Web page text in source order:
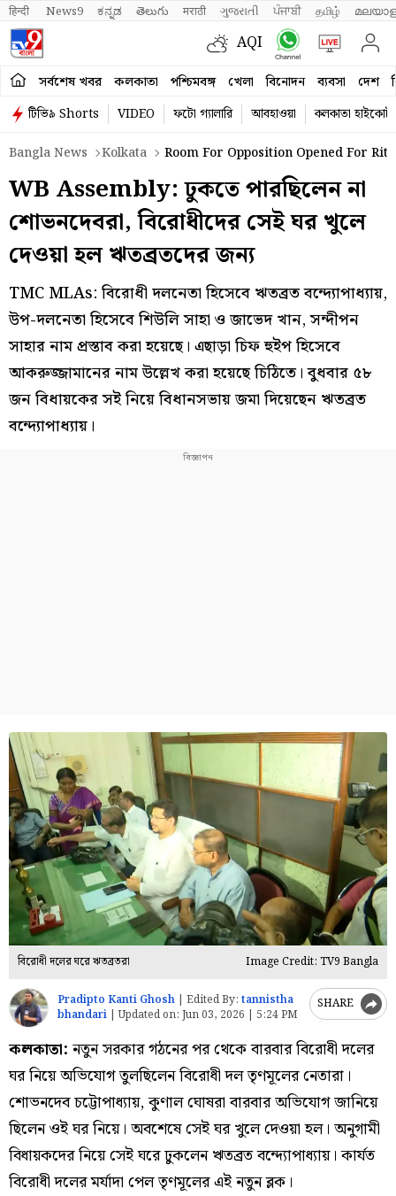
हिन्दी News9 ಕನ್ನಡ తెలుగు मराठी ગુજરાતી ਪੰਜਾਬੀ தமிழ்
AQI
সর্বশেষ খবর কলকাতা পশ্চিমবঙ্গ খেলা বিনোদন ব্যবসা দেশ
টিভি৯ Shorts VIDEO ফটো গ্যালারি আবহাওয়া
কলকাতা হাইকোর্ট
Bangla News
Kolkata Room For Opposition Opened For
WB Assembly: ঢুকতে পারছিলেন না
শোভনদেবরা, বিরোধীদের সেই ঘর খুলে
দেওয়া হল ঋতব্রতদের জন্য
TMC MLAs: বিরোধী দলনেতা হিসেবে ঋতব্রত বন্দ্যোপাধ্যায়,
উপ-দলনেতা হিসেবে শিউলি সাহা ও জাভেদ খান, সন্দীপন
সাহার নাম প্রস্তাব করা হয়েছে। এছাড়া চিফ হুইপ হিসেবে
আকরুজ্জামানের নাম উল্লেখ করা হয়েছে চিঠিতে। বুধবার ৫৮
জন বিধায়কের সই নিয়ে বিধানসভায় জমা দিয়েছেন ঋতব্রত
বন্দ্যোপাধ্যায়।
বিরোধী দলের ঘরে ঋতব্রতরা Image Credit: TV9 Bangla
Pradipto Kanti Ghosh Edited By: tannistha
bhandari |Updated on: Jun 03, 2026 | 5:24 PM
SHARE
কলকাতা: নতুন সরকার গঠনের পর থেকে বারবার বিরোধী দলের
ঘর নিয়ে অভিযোগ তুলছিলেন বিরোধী দল তৃণমূলের নেতারা।
শোভনদেব চট্টোপাধ্যায়, কুণাল ঘোষরা বারবার অভিযোগ জানিয়ে
ছিলেন ওই ঘর নিয়ে। অবশেষে সেই ঘর খুলে দেওয়া হল। অনুগামী
বিধায়কদের নিয়ে সেই ঘরে ঢুকলেন ঋতব্রত বন্দ্যোপাধ্যায়। কার্যত
বিরোধী দলের মর্যাদা পেল তৃণমূলের এই নতুন ব্লক।